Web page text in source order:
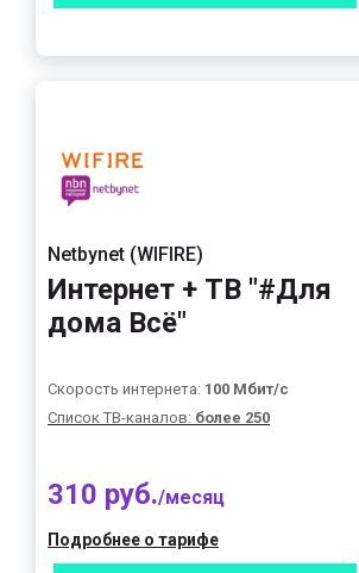
Netbynet (WIFIRE)
Интернет + ТВ "#Для
дома Всё"
Скорость интернета: 100 Мбит/с
Список ТВ-каналов: более 250
310 руб./месяц
Подробнее о тарифе